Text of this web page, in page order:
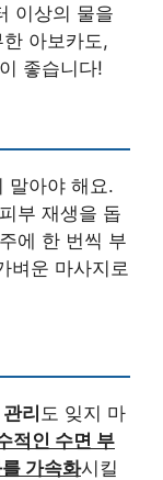
이상의 물을
아보카도,
좋습니다!
말아야 해요.
부 재생을 돕
에 한 번씩 부
벼운 마사지로
리 도 잊지 마
적인 수면 부
가속화시킬